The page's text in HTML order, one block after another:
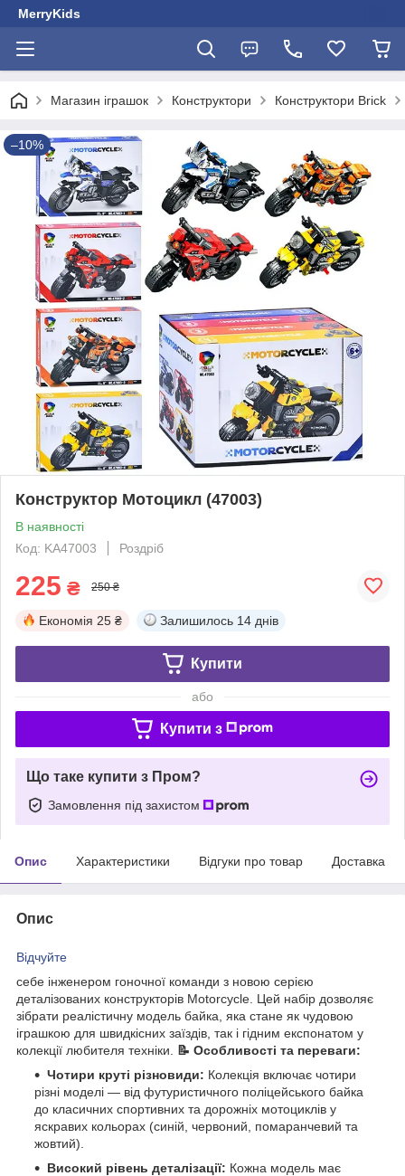
MerryKids
Магазин іграшок Конструктори Конструктори Brick
–10%
Конструктор Мотоцикл (47003)
В наявності
Код: KA47003
Роздріб
225 ₴ 250 ₴
Економія 25 ₴ Залишилось 14 днів
Купити
або
Купити з
Що таке купити з Пром?
Замовлення під захистом
Опис Характеристики Відгуки про товар Доставка
Опис
Відчуйте
себе інженером гоночної команди з новою серією
деталізованих конструкторів Motorcycle. Цей набір дозволяє
зібрати реалістичну модель байка, яка стане як чудовою
іграшкою для швидкісних заїздів, так і гідним експонатом у
колекції любителя техніки.
📝 Особливості та переваги:
Чотири круті різновиди: Колекція включає чотири
різні моделі — від футуристичного поліцейського байка
до класичних спортивних та дорожніх мотоциклів у
яскравих кольорах (синій, червоний, помаранчевий та
жовтий).
Високий рівень деталізації: Кожна модель має